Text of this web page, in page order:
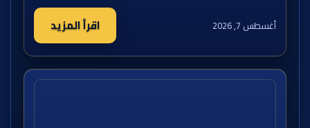
أغسطس 7, 2026 اقرأ المزيد